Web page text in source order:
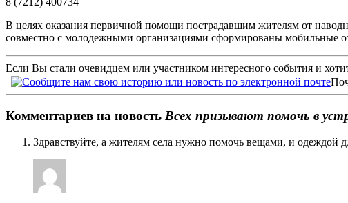
В целях оказания первичной помощи пострадавшим жителям от
совместно с молодежными организациями сформированы мобильные
Если Вы стали очевидцем или участником интересного события и
Комментариев на новость Всех призывают помочь в
Здравствуйте, а жителям села нужно помочь вещами, и одеждой